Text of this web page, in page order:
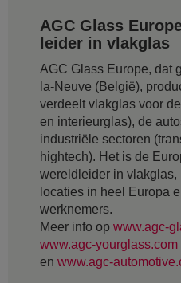
AGC Glass
leider in vlakglas
AGC Glass Europe, dat
la-Neuve (België),
verdeelt vlakglas voor
en interieurglas), de
industriële sectoren
hightech). Het is de
wereldleider in vlakglas,
locaties in heel Europa
werknemers.
Meer info op www.agc-
www.agc-yourglass.com
en www.agc-